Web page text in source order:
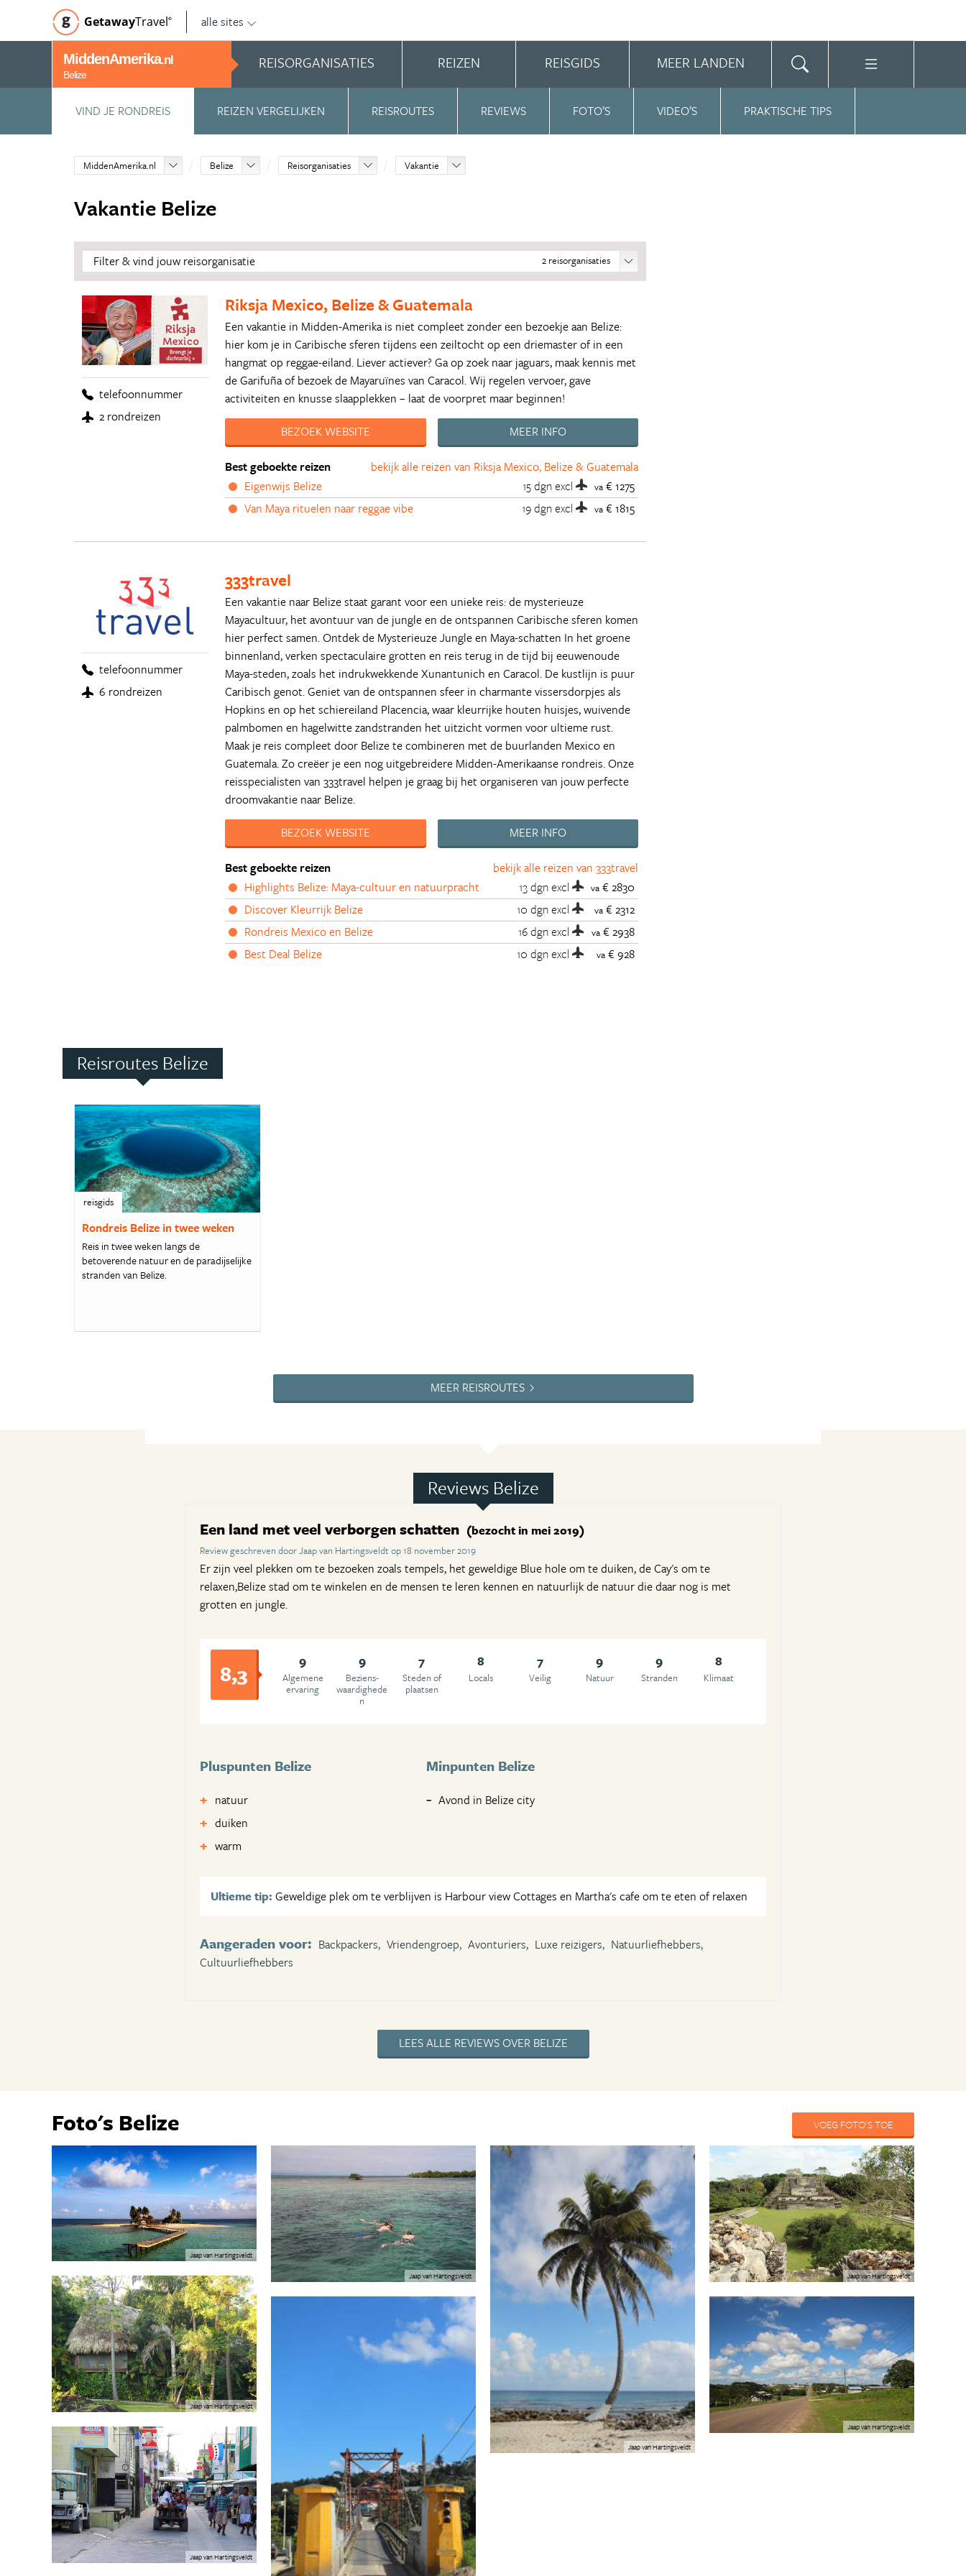
GetawayTravel© alle sites
MiddenAmerika.nl
Belize
REISORGANISATIES REIZEN REISGIDS MEER LANDEN
VIND JE RONDREIS REIZEN VERGELIJKEN REISROUTES REVIEWS FOTO’S VIDEO’S PRAKTISCHE TIPS
MiddenAmerika.nl Belize Reisorganisaties Vakantie
Vakantie Belize
2 reisorganisaties
Filter & vind jouw reisorganisatie
telefoonnummer
2 rondreizen
Riksja Mexico, Belize & Guatemala
Een vakantie in Midden-Amerika is niet compleet zonder een bezoekje aan Belize:
hier kom je in Caribische sferen tijdens een zeiltocht op een driemaster of in een
hangmat op reggae-eiland. Liever actiever? Ga op zoek naar jaguars, maak kennis met
de Garifuña of bezoek de Mayaruïnes van Caracol. Wij regelen vervoer, gave
activiteiten en knusse slaapplekken – laat de voorpret maar beginnen!
BEZOEK WEBSITE
MEER INFO
bekijk alle reizen van Riksja Mexico, Belize & Guatemala
Best geboekte reizen
Eigenwijs Belize
15 dgnexcl va € 1275
Van Maya rituelen naar reggae vibe
19 dgnexcl va € 1815
telefoonnummer
6 rondreizen
333travel
Een vakantie naar Belize staat garant voor een unieke reis: de mysterieuze
Mayacultuur, het avontuur van de jungle en de ontspannen Caribische sferen komen
hier perfect samen. Ontdek de Mysterieuze Jungle en Maya-schatten In het groene
binnenland, verken spectaculaire grotten en reis terug in de tijd bij eeuwenoude
Maya-steden, zoals het indrukwekkende Xunantunich en Caracol. De kustlijn is puur
Caribisch genot. Geniet van de ontspannen sfeer in charmante vissersdorpjes als
Hopkins en op het schiereiland Placencia, waar kleurrijke houten huisjes, wuivende
palmbomen en hagelwitte zandstranden het uitzicht vormen voor ultieme rust.
Maak je reis compleet door Belize te combineren met de buurlanden Mexico en
Guatemala. Zo creëer je een nog uitgebreidere Midden-Amerikaanse rondreis. Onze
reisspecialisten van 333travel helpen je graag bij het organiseren van jouw perfecte
droomvakantie naar Belize.
BEZOEK WEBSITE
MEER INFO
bekijk alle reizen van 333travel
Best geboekte reizen
Highlights Belize: Maya-cultuur en natuurpracht
13 dgnexcl va € 2830
Discover Kleurrijk Belize
10 dgnexcl va € 2312
Rondreis Mexico en Belize
16 dgnexcl va € 2938
Best Deal Belize
10 dgnexcl va € 928
Reisroutes Belize
reisgids
Rondreis Belize in twee weken
Reis in twee weken langs de
betoverende natuur en de paradijselijke
stranden van Belize.
MEER REISROUTES
Reviews Belize
Een land met veel verborgen schatten (bezocht in mei 2019)
Review geschreven door Jaap van Hartingsveldt op 18 november 2019
Er zijn veel plekken om te bezoeken zoals tempels, het geweldige Blue hole om te duiken, de Cay's om te
relaxen,Belize stad om te winkelen en de mensen te leren kennen en natuurlijk de natuur die daar nog is met
grotten en jungle.
8,3 9
Algemene
ervaring
9
Beziens­
waardighede
n
7
Steden of
plaatsen
8
Locals
7
Veilig
9
Natuur
9
Stranden
8
Klimaat
Pluspunten Belize
natuur
duiken
warm
Minpunten Belize
Avond in Belize city
Ultieme tip: Geweldige plek om te verblijven is Harbour view Cottages en Martha's cafe om te eten of relaxen
Aangeraden voor: Backpackers, Vriendengroep, Avonturiers, Luxe reizigers, Natuurliefhebbers,
Cultuurliefhebbers
LEES ALLE REVIEWS OVER BELIZE
VOEG FOTO'S TOE
Foto's Belize
Jaap van Hartingsveldt
Jaap van Hartingsveldt
Jaap van Hartingsveldt
Jaap van Hartingsveldt
Jaap van Hartingsveldt
Jaap van Hartingsveldt
Jaap van Hartingsveldt